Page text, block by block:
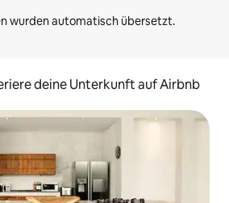
deine Unterkunft auf Airbnb